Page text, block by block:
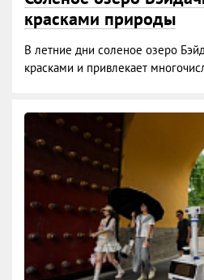
красками природы
В летние дни соленое озеро
красками и привлекает